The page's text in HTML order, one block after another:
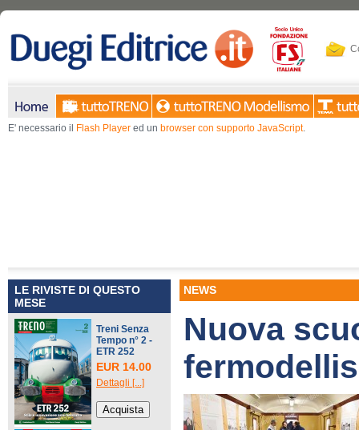
E' necessario il Flash Player ed un browser con supporto JavaScript.
LE RIVISTE DI QUESTO
MESE
Treni Senza
Tempo n° 2 -
ETR 252
EUR 14.00
Dettagli [...]
NEWS
Nuova